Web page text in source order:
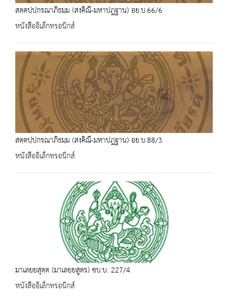
สตฺตปฺปกรณาภิธมฺม (สงฺคิณี-มหาปฎฐาน) อย.บ.66/6
หนังสืออิเล็กทรอนิกส์
สตฺตปฺปกรณาภิธมฺม (สงฺคิณี-มหาปฎฐาน) อย.บ.88/3
หนังสืออิเล็กทรอนิกส์
มาเลยฺยสุตฺต (มาเลยฺยสูตร) ชบ.บ. 227/4
หนังสืออิเล็กทรอนิกส์